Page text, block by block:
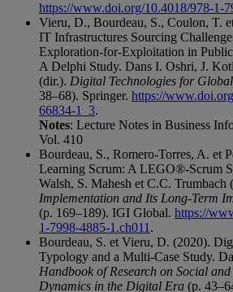
https://www.doi.org/10.4018/978-1-
Vieru, D., Bourdeau, S., Coulon, T.
IT Infrastructures Sourcing
Exploration-for-Exploitation in
A Delphi Study. Dans I. Oshri, J.
(dir.). Digital Technologies for
38–68). Springer. https://
66834-1_3.
Notes: Lecture Notes in Business
Vol. 410
Bourdeau, S., Romero-Torres, A. et
Learning Scrum: A LEGO®-Scrum
Walsh, S. Mahesh et C.C. Trumbach
Implementation and Its Long-Term
(p. 169–189). IGI Global. https://
1-7998-4885-1.ch011 .
Bourdeau, S. et Vieru, D. (2020).
Typology and a Multi-Case Study.
Handbook of Research on Social
Dynamics in the Digital Era (p.